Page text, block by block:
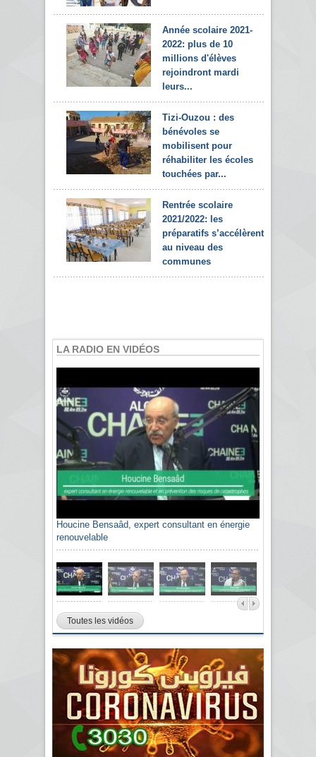
Année scolaire 2021-
2022: plus de 10
millions d'élèves
rejoindront mardi
leurs...
Tizi-Ouzou : des
bénévoles se
mobilisent pour
réhabiliter les écoles
touchées par...
Rentrée scolaire
2021/2022: les
préparatifs s’accélèrent
au niveau des
communes
LA RADIO EN VIDÉOS
Houcine Bensaâd, expert consultant en énergie
renouvelable
Sami Agli, président de la Confédération
algérienne du patronat citoyen CAPC
Toutes les vidéos